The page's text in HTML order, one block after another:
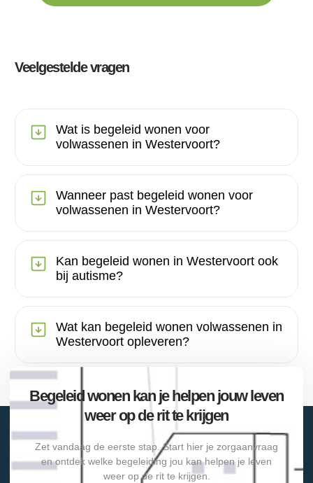
Veelgestelde vragen
Wat is begeleid wonen voor
volwassenen in Westervoort?
Wanneer past begeleid wonen voor
volwassenen in Westervoort?
Kan begeleid wonen in Westervoort ook
bij autisme?
Wat kan begeleid wonen volwassenen in
Westervoort opleveren?
Begeleid wonen kan je helpen jouw leven
weer op de rit te krijgen
Zet vandaag de eerste stap. Start hier je zorgaanvraag
en ontdek welke begeleiding jou kan helpen je leven
weer op de rit te krijgen.